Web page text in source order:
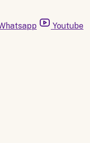
Youtube